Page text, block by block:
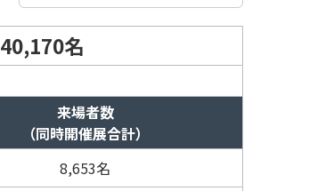
40,170名
来場者数
（同時開催展合計）
8,653名